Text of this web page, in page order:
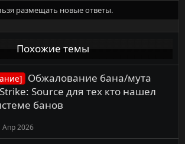
размещать новые ответы.
Похожие темы
Обжалование бана/мута
Source для тех кто нашел
банов
Апр 2026